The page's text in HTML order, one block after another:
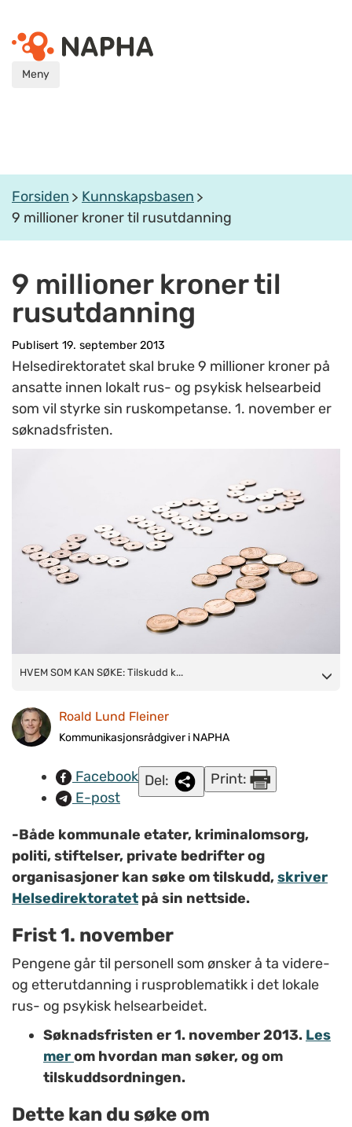
Meny
Forsiden
Kunnskapsbasen
9 millioner kroner til rusutdanning
9 millioner kroner til
rusutdanning
Publisert 19. september 2013
Helsedirektoratet skal bruke 9 millioner kroner på
ansatte innen lokalt rus- og psykisk helsearbeid
som vil styrke sin ruskompetanse. 1. november er
søknadsfristen.
HVEM SOM KAN SØKE: Tilskudd kan søkes om både av
arbeidsområde, og av de som vil spesialisere seg.
Illustrasjonsfoto: www.colourbox.com.
HVEM SOM KAN SØKE: Tilskudd k...
Roald Lund Fleiner
Kommunikasjonsrådgiver i NAPHA
Facebook
E-post
Del: Print:
-Både kommunale etater, kriminalomsorg,
politi, stiftelser, private bedrifter og
organisasjoner kan søke om tilskudd,skriver
Helsedirektoratet på sin nettside.
Frist 1. november
Pengene går til personell som ønsker å ta videre-
og etterutdanning i rusproblematikk i det lokale
rus- og psykisk helsearbeidet.
Søknadsfristen er 1. november 2013. Les
merom hvordan man søker, og om
tilskuddsordningen.
Dette kan du søke om